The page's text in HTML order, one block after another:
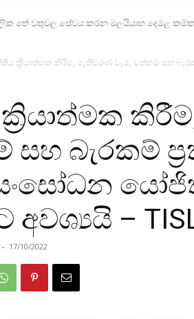
තේ වතුවල සේවය කරන මලයියාහ දෙමළ
ක්‍රියාත්මක කිරීම, මැතිවරණ වැය, වත්කම් සහ
බැරකම්
–
- 17/10/2022